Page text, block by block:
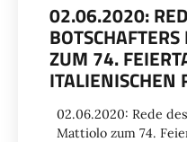
02.06.2020:
ZUM 74.
ITALIENISCHEN
02.06.2020: Rede
Mattiolo zum 74.